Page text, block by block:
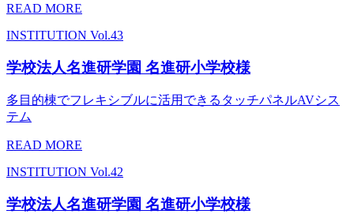
READ MORE
INSTITUTION Vol.43
学校法人名進研学園 名進研小学校様
多目的棟でフレキシブルに活用できるタッチパネルAVシス
テム
READ MORE
INSTITUTION Vol.42
学校法人名進研学園 名進研小学校様